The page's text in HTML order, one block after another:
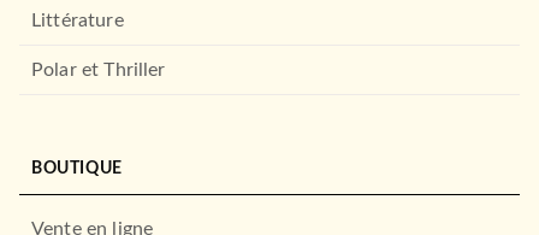
Littérature
Polar et Thriller
BOUTIQUE
Vente en ligne